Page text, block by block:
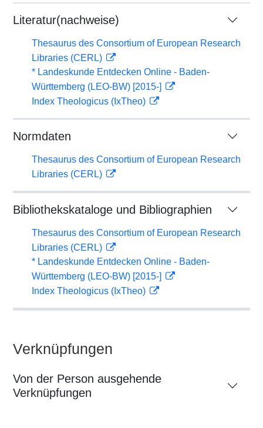
Literatur(nachweise)
Thesaurus des Consortium of European Research
Libraries (CERL)
* Landeskunde Entdecken Online - Baden-
Württemberg (LEO-BW) [2015-]
Index Theologicus (IxTheo)
Normdaten
Thesaurus des Consortium of European Research
Libraries (CERL)
Bibliothekskataloge und Bibliographien
Thesaurus des Consortium of European Research
Libraries (CERL)
* Landeskunde Entdecken Online - Baden-
Württemberg (LEO-BW) [2015-]
Index Theologicus (IxTheo)
Verknüpfungen
Von der Person ausgehende
Verknüpfungen